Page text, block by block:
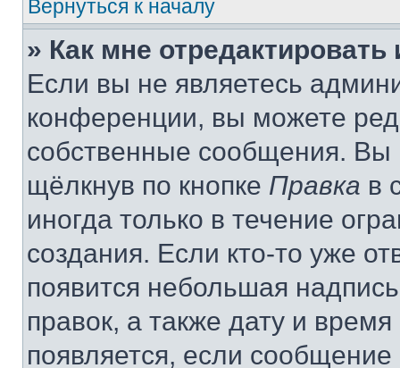
Вернуться к началу
» Как мне
Если вы не являетесь
конференции, вы можете
собственные сообщения. Вы
щёлкнув по кнопке Правка в
иногда только в течение
создания. Если кто-то уже
появится небольшая
правок, а также дату и
появляется, если